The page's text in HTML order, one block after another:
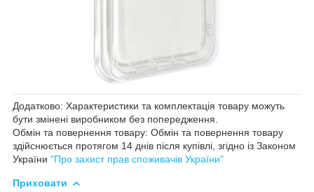
Додатково: Характеристики та комплектація товару можуть
бути змінені виробником без попередження.
Обмін та повернення товару: Обмін та повернення товару
здійснюється протягом 14 днів після купівлі, згідно із Законом
України "Про захист прав споживачів України"
Приховати